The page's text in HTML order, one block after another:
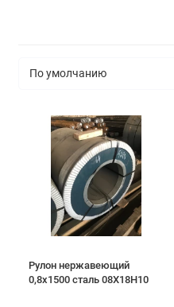
Рулон нержавеющий
0,8х1500 сталь 08Х18Н10